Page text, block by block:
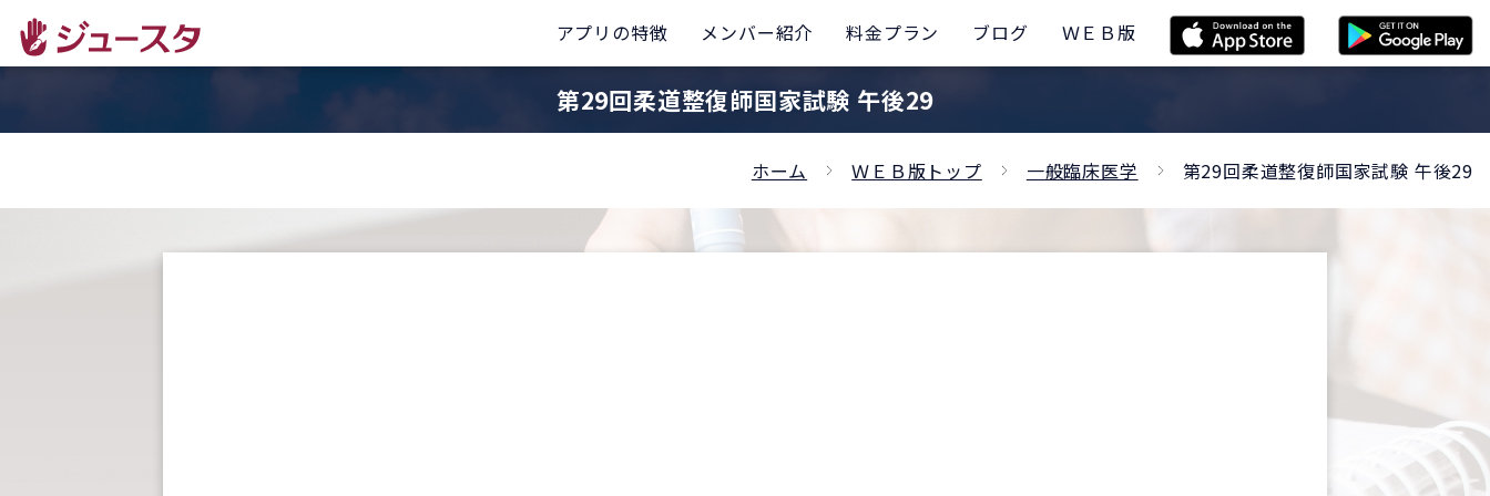
アプリの特徴 メンバー紹介 料金プラン ブログ ＷＥＢ版
第29回柔道整復師国家試験 午後29
ホーム ＷＥＢ版トップ 一般臨床医学 第29回柔道整復師国家試験 午後29